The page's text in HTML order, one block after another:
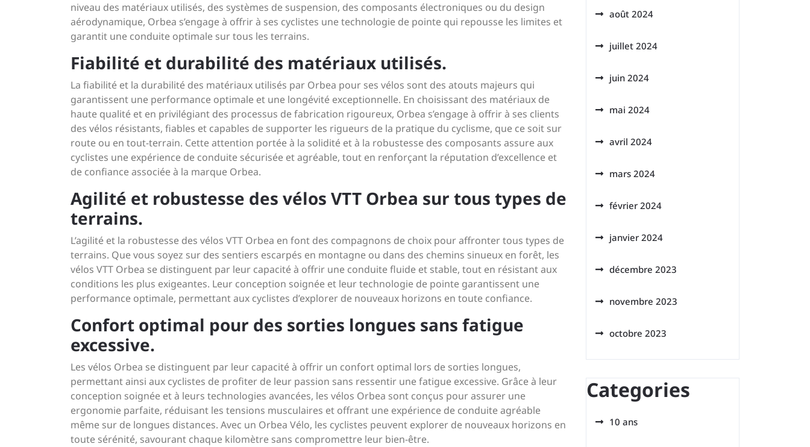
niveau des matériaux utilisés, des systèmes de suspension, des composants électroniques ou du design
aérodynamique, Orbea s’engage à offrir à ses cyclistes une technologie de pointe qui repousse les limites et
garantit une conduite optimale sur tous les terrains.
Fiabilité et durabilité des matériaux utilisés.
La fiabilité et la durabilité des matériaux utilisés par Orbea pour ses vélos sont des atouts majeurs qui
garantissent une performance optimale et une longévité exceptionnelle. En choisissant des matériaux de
haute qualité et en privilégiant des processus de fabrication rigoureux, Orbea s’engage à offrir à ses clients
des vélos résistants, fiables et capables de supporter les rigueurs de la pratique du cyclisme, que ce soit sur
route ou en tout-terrain. Cette attention portée à la solidité et à la robustesse des composants assure aux
cyclistes une expérience de conduite sécurisée et agréable, tout en renforçant la réputation d’excellence et
de confiance associée à la marque Orbea.
Agilité et robustesse des vélos VTT Orbea sur tous types de
terrains.
L’agilité et la robustesse des vélos VTT Orbea en font des compagnons de choix pour affronter tous types de
terrains. Que vous soyez sur des sentiers escarpés en montagne ou dans des chemins sinueux en forêt, les
vélos VTT Orbea se distinguent par leur capacité à offrir une conduite fluide et stable, tout en résistant aux
conditions les plus exigeantes. Leur conception soignée et leur technologie de pointe garantissent une
performance optimale, permettant aux cyclistes d’explorer de nouveaux horizons en toute confiance.
Confort optimal pour des sorties longues sans fatigue
excessive.
Les vélos Orbea se distinguent par leur capacité à offrir un confort optimal lors de sorties longues,
permettant ainsi aux cyclistes de profiter de leur passion sans ressentir une fatigue excessive. Grâce à leur
conception soignée et à leurs technologies avancées, les vélos Orbea sont conçus pour assurer une
ergonomie parfaite, réduisant les tensions musculaires et offrant une expérience de conduite agréable
même sur de longues distances. Avec un Orbea Vélo, les cyclistes peuvent explorer de nouveaux horizons en
toute sérénité, savourant chaque kilomètre sans compromettre leur bien-être.
août 2024
juillet 2024
juin 2024
mai 2024
avril 2024
mars 2024
février 2024
janvier 2024
décembre 2023
novembre 2023
octobre 2023
Categories
10 ans